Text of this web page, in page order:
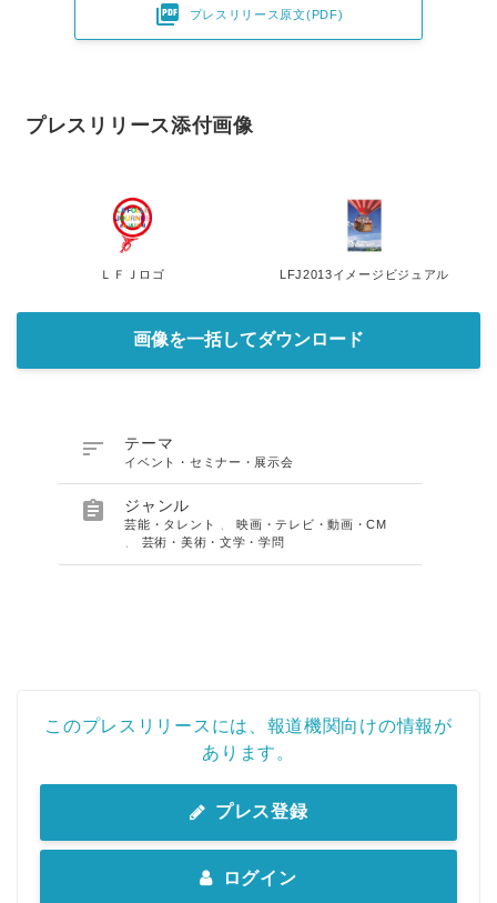
 プレスリリース原文(PDF)
プレスリリース添付画像
ＬＦＪロゴ LFJ2013イメージビジュアル
画像を一括してダウンロード
 テーマ
イベント・セミナー・展示会
 ジャンル
芸能・タレント 、映画・テレビ・動画・CM
芸術・美術・文学・学問
このプレスリリースには、報道機関向けの情報が
あります。
プレス登録
ログイン